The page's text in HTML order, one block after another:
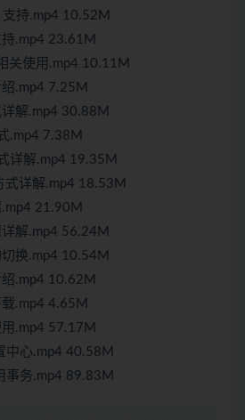
持.mp4 10.52M
.mp4 23.61M
关使用.mp4 10.11M
.mp4 7.25M
解.mp4 30.88M
.mp4 7.38M
详解.mp4 19.35M
式详解.mp4 18.53M
21.90M
解.mp4 56.24M
换.mp4 10.54M
.mp4 10.62M
.mp4 4.65M
.mp4 57.17M
中心.mp4 40.58M
事务.mp4 89.83M